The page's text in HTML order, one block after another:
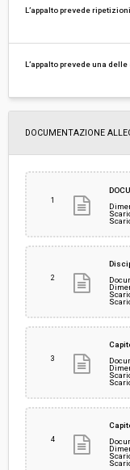
L’appalto prevede
L’appalto prevede una
DOCUMENTAZIONE
1
2
3
4